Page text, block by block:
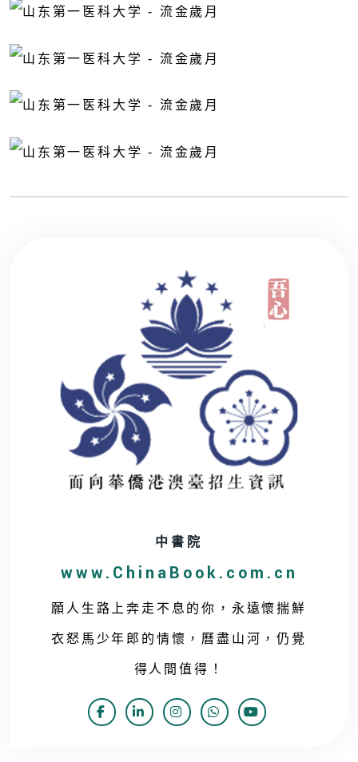
中書院
www.ChinaBook.com.cn
願人生路上奔走不息的你，永遠懷揣鮮
衣怒馬少年郎的情懷，曆盡山河，仍覺
得人間值得！